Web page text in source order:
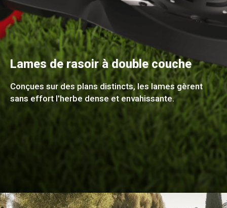
Lames de rasoir à double couche
Conçues sur des plans distincts, les lames gèrent
sans effort l'herbe dense et envahissante.